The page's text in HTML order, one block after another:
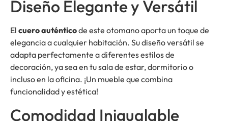
Diseño Elegante y Versátil
El cuero auténticode este otomano aporta un toque de
elegancia a cualquier habitación. Su diseño versátil se
adapta perfectamente a diferentes estilos de
decoración, ya sea en tu sala de estar, dormitorio o
incluso en la oficina. ¡Un mueble que combina
funcionalidad y estética!
Comodidad Inigualable